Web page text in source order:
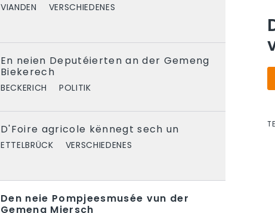
VIANDEN VERSCHIEDENES
En neien Deputéierten an der Gemeng
Biekerech
BECKERICH POLITIK
D'Foire agricole kënnegt sech un
ETTELBRÜCK VERSCHIEDENES
Den neie Pompjeesmusée vun der
Gemeng Miersch